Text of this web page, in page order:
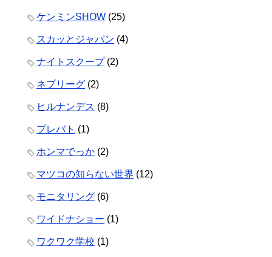
ケンミンSHOW (25)
スカッとジャパン (4)
ナイトスクープ(2)
ネプリーグ (2)
ヒルナンデス (8)
プレバト (1)
ホンマでっか (2)
マツコの知らない世界 (12)
モニタリング (6)
ワイドナショー (1)
ワクワク学校 (1)